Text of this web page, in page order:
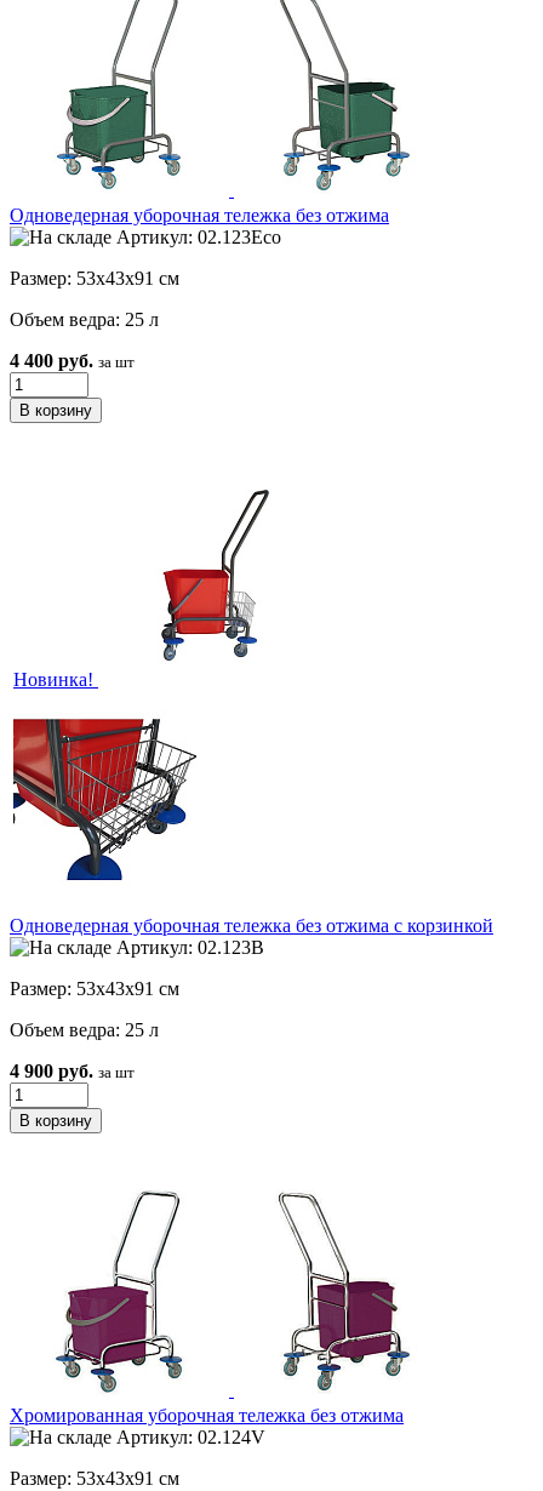
Одноведерная уборочная тележка без отжима
Артикул: 02.123Eco
Размер: 53х43х91 см
Объем ведра: 25 л
4 400 руб. за шт
Новинка!
Одноведерная уборочная тележка без отжима с корзинкой
Артикул: 02.123B
Размер: 53х43х91 см
Объем ведра: 25 л
4 900 руб. за шт
Хромированная уборочная тележка без отжима
Артикул: 02.124V
Размер: 53х43х91 см